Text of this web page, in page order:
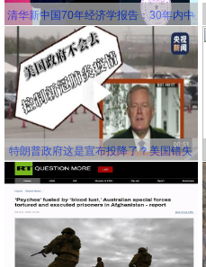
清华新中国70年经济学报告：30年内中
国将成为世界第一大经济体
特朗普政府这是宣布投降了？美国错失
延缓新冠病毒传播的机会，并且还要一
错再错！